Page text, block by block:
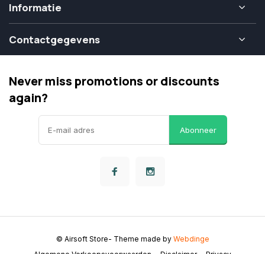
Informatie
Contactgegevens
Never miss promotions or discounts
again?
Abonneer
© Airsoft Store- Theme made by Webdinge